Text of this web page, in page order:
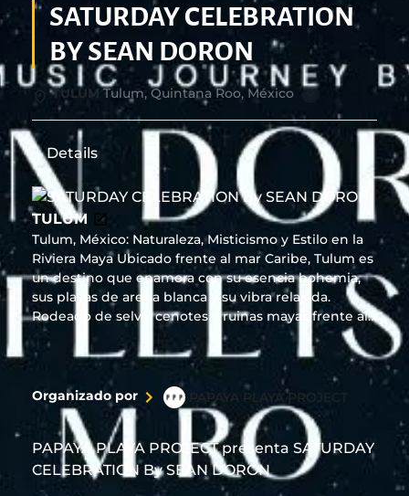
SATURDAY CELEBRATION
BY SEAN DORON
TULUM Tulum, Quintana Roo, México
Details
TULUM
Tulum, México: Naturaleza, Misticismo y Estilo en la
Riviera Maya Ubicado frente al mar Caribe, Tulum es
un destino que enamora con su esencia bohemia,
sus playas de arena blanca y su vibra relajada.
Rodeado de selva, cenotes y ruinas mayas frente al
mar, ofrece una conexión única entre naturaleza,
cultura y bienestar. Desde sus exclusivos beach
clubs y hoteles boutique hasta experiencias como
yoga al amanecer o cenas bajo las estrellas, Tulum
es sinónimo de estilo consciente y lujo descalzo.
Ideal para escapadas románticas, viajes de bienestar
o aventuras con alma. Auténtico, chic y espiritual,
Tulum es el rincón más inspirador de la Riviera
Maya. ¡Vívelo a tu manera!
Organizado por PAPAYA PLAYA PROJECT
PAPAYA PLAYA PROJECT presenta SATURDAY
CELEBRATION By SEAN DORON